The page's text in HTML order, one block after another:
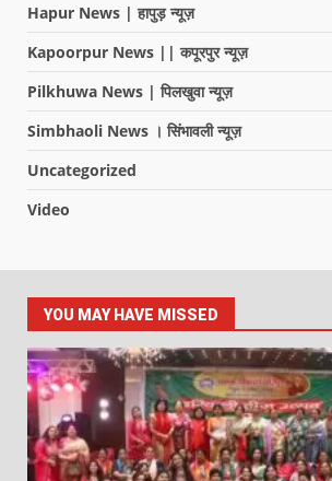
Hapur News | हापुड़ न्यूज़
Kapoorpur News || कपूरपुर न्यूज़
Pilkhuwa News | पिलखुवा न्यूज़
Simbhaoli News । सिंभावली न्यूज़
Uncategorized
Video
YOU MAY HAVE MISSED